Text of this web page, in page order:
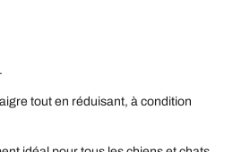
tout en réduisant, à condition